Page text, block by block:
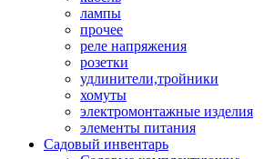
лампы
прочее
реле напряжения
розетки
удлинители,тройники
хомуты
электромонтажные изделия
элементы питания
Садовый инвентарь